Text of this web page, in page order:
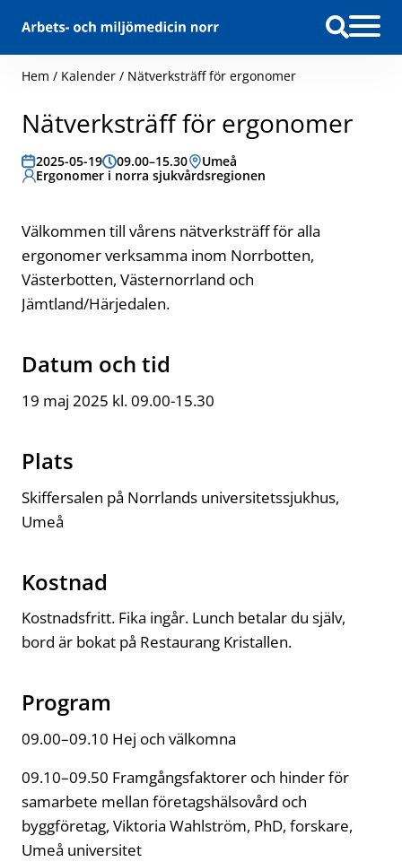
Hem / Kalender / Nätverksträff för ergonomer
Nätverksträff för ergonomer
Datum:
2025-05-19Tid:09.00–15.30Plats:
Umeå
Målgrupp:
Ergonomer i norra sjukvårdsregionen
Välkommen till vårens nätverksträff för alla
ergonomer verksamma inom Norrbotten,
Västerbotten, Västernorrland och
Jämtland/Härjedalen.
Datum och tid
19 maj 2025 kl. 09.00-15.30
Plats
Skiffersalen på Norrlands universitetssjukhus,
Umeå
Kostnad
Kostnadsfritt. Fika ingår. Lunch betalar du själv,
bord är bokat på Restaurang Kristallen.
Program
09.00–09.10 Hej och välkomna
09.10–09.50 Framgångsfaktorer och hinder för
samarbete mellan företagshälsovård och
byggföretag, Viktoria Wahlström, PhD, forskare,
Umeå universitet